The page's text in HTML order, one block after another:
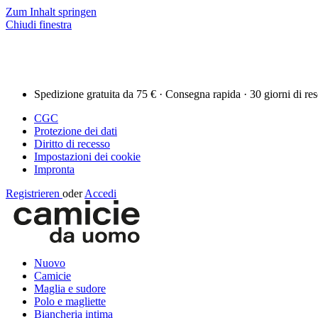
Zum Inhalt springen
Chiudi finestra
Spedizione gratuita da 75 € · Consegna rapida · 30 giorni di
CGC
Protezione dei dati
Diritto di recesso
Impostazioni dei cookie
Impronta
Registrieren oder Accedi
Nuovo
Camicie
Maglia e sudore
Polo e magliette
Biancheria intima